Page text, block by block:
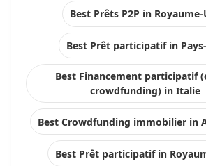
Best Prêts P2P in
Best Prêt participatif in
Best Financement participatif
crowdfunding) in Italie
Best Crowdfunding immobilier in
Best Prêt participatif in